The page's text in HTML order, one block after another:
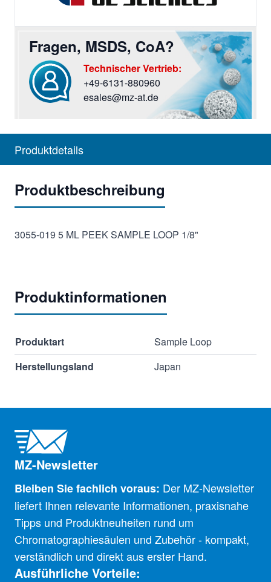
Fragen, MSDS, CoA?
Sie haben Fragen? Rufen Sie uns an oder screiben
Technischer Vertrieb:
+49-6131-880960
esales@mz-at.de
Produktdetails
Produktbeschreibung
3055-019 5 ML PEEK SAMPLE LOOP 1/8"
Produktinformationen
Produktart
Sample Loop
Herstellungsland
Japan
MZ-Newsletter
Bleiben Sie fachlich voraus: Der MZ-Newsletter
liefert Ihnen relevante Informationen, praxisnahe
Tipps und Produktneuheiten rund um
Chromatographiesäulen und Zubehör - kompakt,
verständlich und direkt aus erster Hand.
Ausführliche Vorteile: